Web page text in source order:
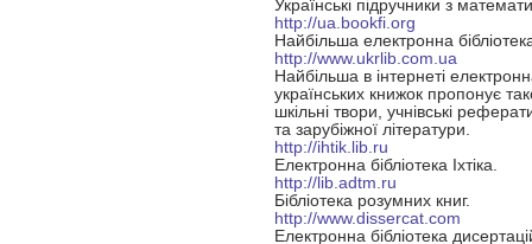
Українські підручники з
http://ua.bookfi.org
Найбільша електронна
http://www.ukrlib.com.ua
Найбільша в інтернеті
українських книжок пропонує
шкільні твори, учнівські
та зарубіжної літератури.
http://ihtik.lib.ru
Електронна бібліотека Іхтіка.
http://lib.adtm.ru
Бібліотека розумних книг.
http://www.dissercat.com
Електронна бібліотека